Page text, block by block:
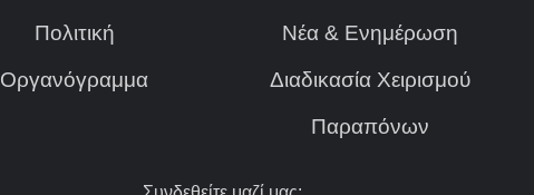
Πολιτική
Οργανόγραμμα
Νέα & Ενημέρωση
Διαδικασία Χειρισμού
Παραπόνων